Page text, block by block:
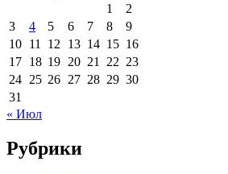
1
2
3
4 5 6 7 8
9
10 11 12 13 14 15 16
17 18 19 20 21 22 23
24 25 26 27 28 29 30
31
« Июл
Рубрики